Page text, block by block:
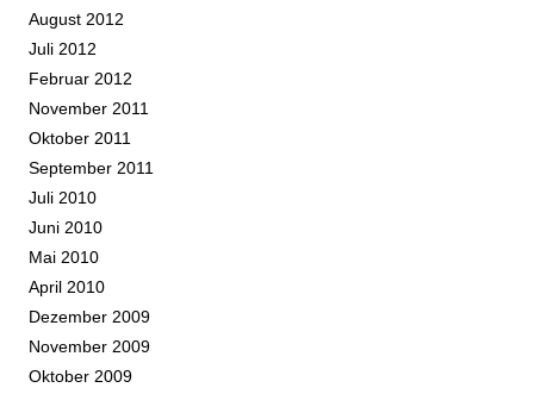
August 2012
Juli 2012
Februar 2012
November 2011
Oktober 2011
September 2011
Juli 2010
Juni 2010
Mai 2010
April 2010
Dezember 2009
November 2009
Oktober 2009